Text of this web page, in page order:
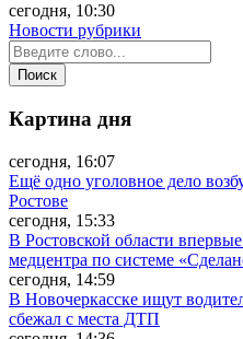
сегодня, 10:30
Новости рубрики
Картина дня
сегодня, 16:07
Ещё одно уголовное дело
Ростове
сегодня, 15:33
В Ростовской области
медцентра по системе
сегодня, 14:59
В Новочеркасске ищут
сбежал с места ДТП